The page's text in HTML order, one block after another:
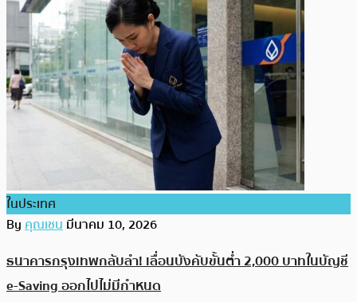
ในประเทศ
Byคุณเชนมีนาคม 10, 2026
ธนาคารกรุงเทพกลับลำ! เลื่อนบังคับขั้นต่ำ 2,000 บาทในบัญชี
e-Saving ออกไปไม่มีกำหนด